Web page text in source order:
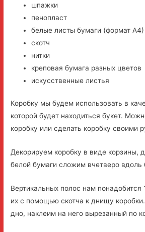
шпажки
пенопласт
белые листы бумаги (формат А4)
скотч
нитки
креповая бумага разных цветов
искусственные листья
Коробку мы будем использовать в
которой будет находиться букет.
коробку или сделать коробку своими
Декорируем коробку в виде корзины,
белой бумаги сложим вчетверо вдоль
Вертикальных полос нам понадобится
их с помощью скотча к днищу
дно, наклеим на него вырезанный по